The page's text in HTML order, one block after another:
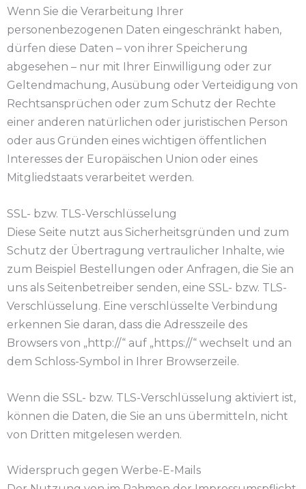
Wenn Sie die Verarbeitung Ihrer
personenbezogenen Daten eingeschränkt haben,
dürfen diese Daten – von ihrer Speicherung
abgesehen – nur mit Ihrer Einwilligung oder zur
Geltendmachung, Ausübung oder Verteidigung von
Rechtsansprüchen oder zum Schutz der Rechte
einer anderen natürlichen oder juristischen Person
oder aus Gründen eines wichtigen öffentlichen
Interesses der Europäischen Union oder eines
Mitgliedstaats verarbeitet werden.
SSL- bzw. TLS-Verschlüsselung
Diese Seite nutzt aus Sicherheitsgründen und zum
Schutz der Übertragung vertraulicher Inhalte, wie
zum Beispiel Bestellungen oder Anfragen, die Sie an
uns als Seitenbetreiber senden, eine SSL- bzw. TLS-
Verschlüsselung. Eine verschlüsselte Verbindung
erkennen Sie daran, dass die Adresszeile des
Browsers von „http://“ auf „https://“ wechselt und an
dem Schloss-Symbol in Ihrer Browserzeile.
Wenn die SSL- bzw. TLS-Verschlüsselung aktiviert ist,
können die Daten, die Sie an uns übermitteln, nicht
von Dritten mitgelesen werden.
Widerspruch gegen Werbe-E-Mails